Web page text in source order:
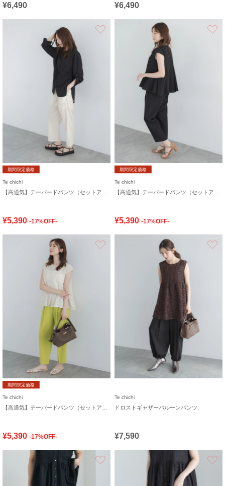
¥6,490 ¥6,490
期間限定価格
Te chichi
¥5,390 -17%OFF-
期間限定価格
Te chichi
¥5,390 -17%OFF-
期間限定価格
Te chichi
¥5,390 -17%OFF-
Te chichi
ドロストギャザーバルーンパンツ
¥7,590